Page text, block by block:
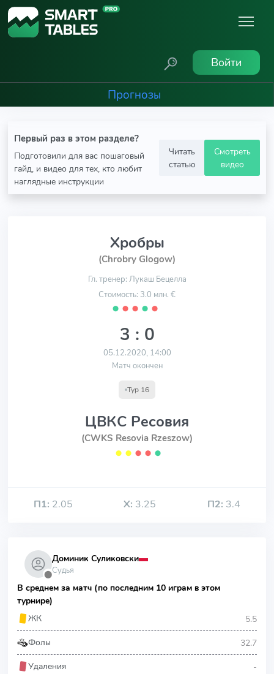
Войти
Прогнозы
Первый раз в этом разделе?
Подготовили для вас пошаговый
гайд, и видео для тех, кто любит
наглядные инструкции
Читать
статью
Смотреть
видео
Хробры
(Chrobry Glogow)
Гл. тренер: Лукаш Бецелла
Стоимость: 3.0 млн. €
⬤ ⬤ ⬤ ⬤ ⬤
3 : 0
05.12.2020, 14:00
Матч окончен
Тур 16
ЦВКС Ресовия
(CWKS Resovia Rzeszow)
⬤ ⬤ ⬤ ⬤ ⬤
П1: 2.05 Х: 3.25 П2: 3.4
⬤
Доминик Суликовски
Судья
В среднем за матч (по последним 10 играм в этом
турнире)
ЖК
5.5
Фолы 32.7
Удаления -